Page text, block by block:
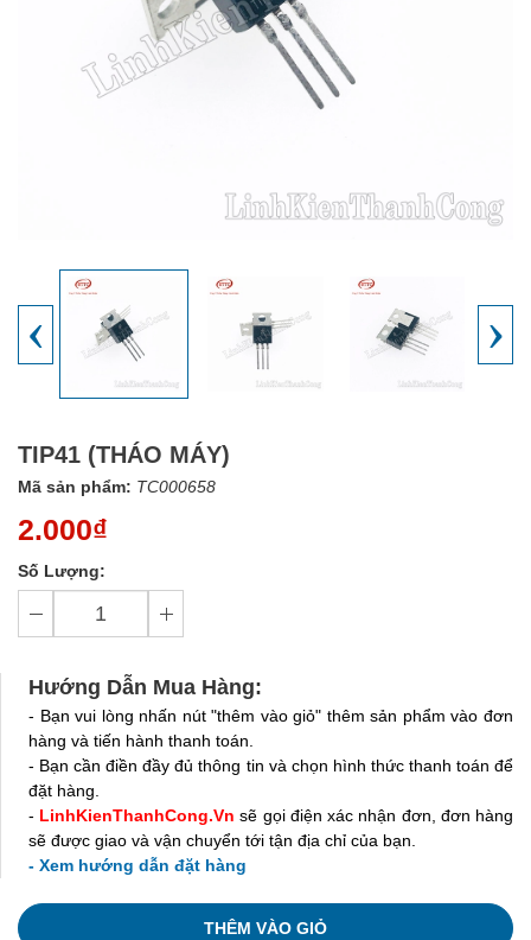
‹ ›
TIP41 (THÁO MÁY)
Mã sản phẩm: TC000658
2.000₫
Số Lượng:
Hướng Dẫn Mua Hàng:
- Bạn vui lòng nhấn nút "thêm vào giỏ" thêm sản phẩm vào đơn
hàng và tiến hành thanh toán.
- Bạn cần điền đầy đủ thông tin và chọn hình thức thanh toán để
đặt hàng.
- LinhKienThanhCong.Vn sẽ gọi điện xác nhận đơn, đơn hàng
sẽ được giao và vận chuyển tới tận địa chỉ của bạn.
- Xem hướng dẫn đặt hàng
THÊM VÀO GIỎ